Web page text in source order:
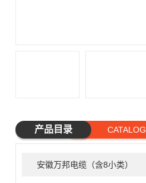
产品目录 CATALOG
安徽万邦电缆（含8小类）